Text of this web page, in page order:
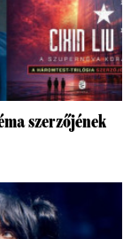
szerzőjének